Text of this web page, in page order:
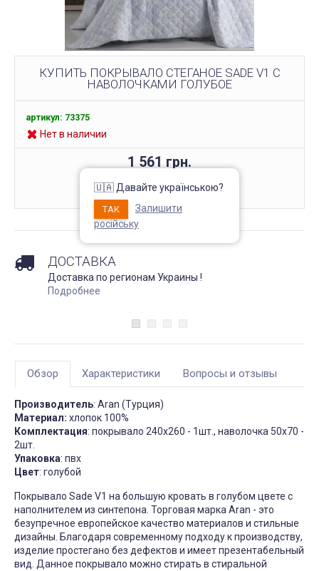
Непромокаемый чехол на
матрас Grey защитный
Запитання 91905
Розмір 180 на 200, має
висоту лише 20 см матрас:
підійде цей варіант? Чи не
за відповідь
4 апреля 2026 09:11
Чехол на кресло с
спинкой Slavich
днів та не попередили
6 марта
КУПИТЬ ПОКРЫВАЛО СТЕГАНОЕ SADE V1 С
НАВОЛОЧКАМИ ГОЛУБОЕ
артикул: 73375
Нет в наличии
1 561 грн.
КУПИТЬ
ДОСТАВКА
Доставка по регионам Украины !
Подробнее
Обзор Характеристики Вопросы и отзывы
Производитель: Aran (Турция)
Материал: хлопок 100%
Комплектация: покрывало 240х260 - 1шт., наволочка 50х70 -
2шт.
Упаковка: пвх
Цвет: голубой
Покрывало Sade V1 на большую кровать в голубом цвете с
наполнителем из синтепона. Торговая марка Aran - это
безупречное европейское качество материалов и стильные
дизайны. Благодаря современному подходу к производству,
изделие простегано без дефектов и имеет презентабельный
вид. Данное покрывало можно стирать в стиральной
🇺🇦 Давайте українською?
ТАК
Залишити
російську